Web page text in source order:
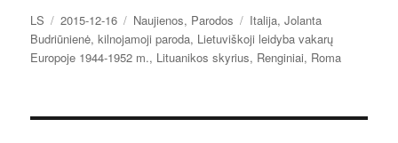
Autorius
LS Paskelbta
2015-12-16 Kategorijos
Naujienos, Parodos Žymos
Italija,Jolanta
Budriūnienė,kilnojamoji paroda, Lietuviškoji leidyba vakarų
Europoje 1944-1952 m., Lituanikos skyrius, Renginiai, Roma